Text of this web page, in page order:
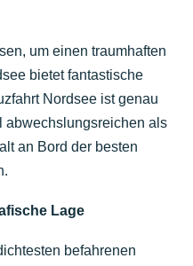
um einen traumhaften
bietet fantastische
Nordsee ist genau
abwechslungsreichen als
an Bord der besten
Lage
befahrenen